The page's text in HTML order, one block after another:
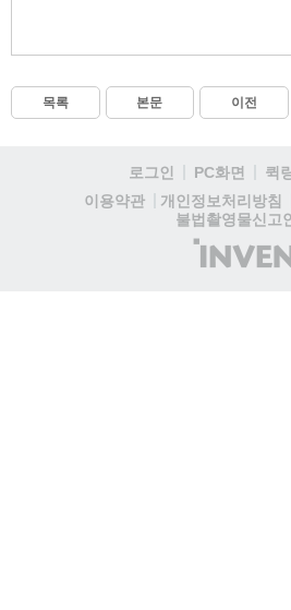
목록 본문 이전
로그인 PC화면 퀵
이용약관
개인정보처리방침
불법촬영물신고
(주)
인